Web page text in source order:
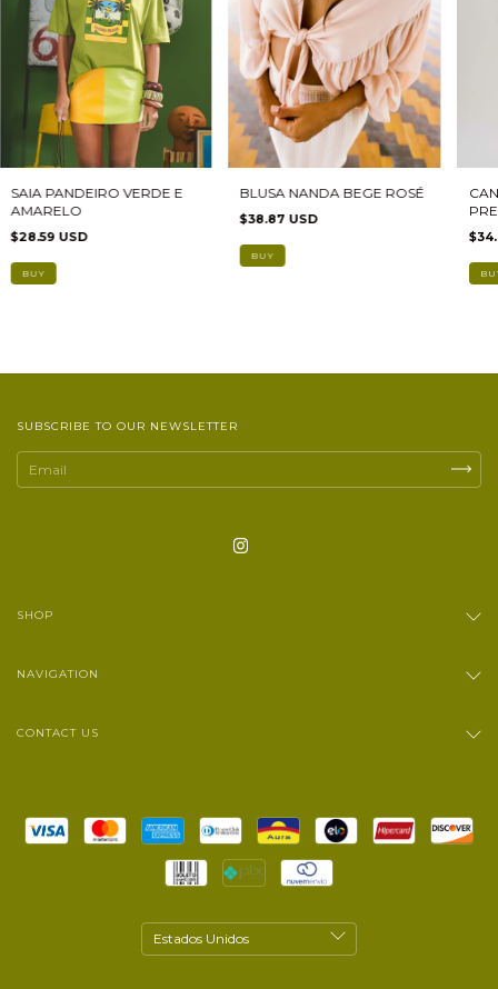
SAIA PANDEIRO VERDE E
AMARELO
$28.59 USD
BUY
BLUSA NANDA BEGE ROSÉ
$38.87 USD
SUBSCRIBE TO OUR NEWSLETTER
SHOP
NAVIGATION
CONTACT US